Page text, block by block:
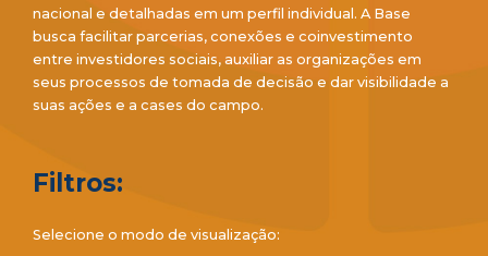
nacional e detalhadas em um perfil individual. A Base
busca facilitar parcerias, conexões e coinvestimento
entre investidores sociais, auxiliar as organizações em
seus processos de tomada de decisão e dar visibilidade a
suas ações e a cases do campo.
Filtros:
Selecione o modo de visualização: